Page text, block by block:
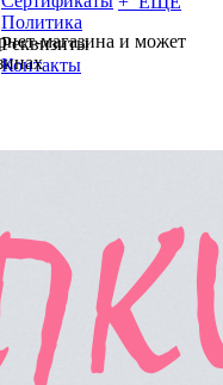
Политика
Реквизиты
Контакты
магазина и может